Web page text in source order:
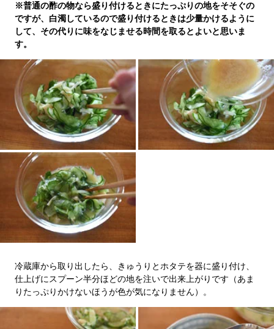
※普通の酢の物なら盛り付けるときにたっぷりの地をそそぐの
ですが、白濁しているので盛り付けるときは少量かけるように
して、その代りに味をなじませる時間を取るとよいと思いま
す。
冷蔵庫から取り出したら、きゅうりとホタテを器に盛り付け、
仕上げにスプーン半分ほどの地を注いで出来上がりです（あま
りたっぷりかけないほうが色が気になりません）。